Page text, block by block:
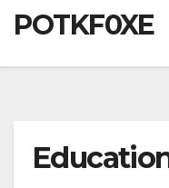
POTKF0XE